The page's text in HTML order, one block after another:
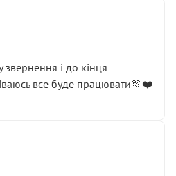
і до кінця
все буде працювати🫶❤️